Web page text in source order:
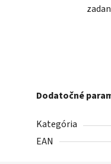
Dodatočné
Kategória
EAN